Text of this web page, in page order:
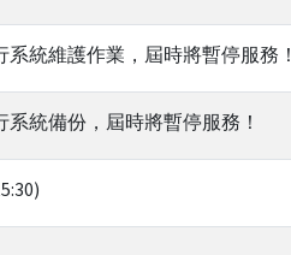
系統維護作業，屆時將暫停服務！
系統備份，屆時將暫停服務！